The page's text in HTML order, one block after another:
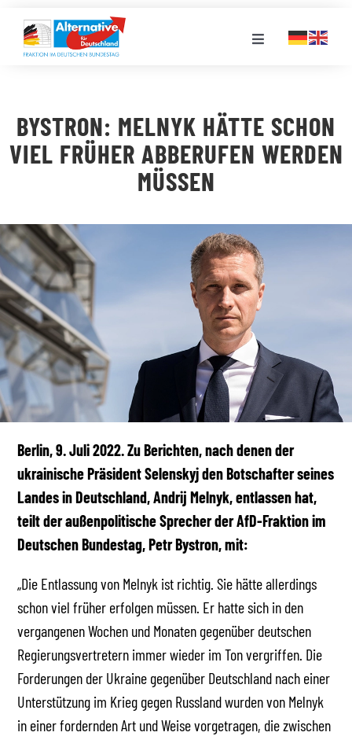
Inhalt
springen
Toggle
LANDESGRUPPEN
PRESSE
STELLENPORTAL
MEDIATHEK
BYSTRON: MELNYK HÄTTE SCHON
VIEL FRÜHER ABBERUFEN WERDEN
MÜSSEN
Berlin, 9. Juli 2022. Zu Berichten, nach denen der
ukrainische Präsident Selenskyj den Botschafter seines
Landes in Deutschland, Andrij Melnyk, entlassen hat,
teilt der außenpolitische Sprecher der AfD-Fraktion im
Deutschen Bundestag, Petr Bystron, mit:
„Die Entlassung von Melnyk ist richtig. Sie hätte allerdings
schon viel früher erfolgen müssen. Er hatte sich in den
vergangenen Wochen und Monaten gegenüber deutschen
Regierungsvertretern immer wieder im Ton vergriffen. Die
Forderungen der Ukraine gegenüber Deutschland nach einer
Unterstützung im Krieg gegen Russland wurden von Melnyk
in einer fordernden Art und Weise vorgetragen, die zwischen